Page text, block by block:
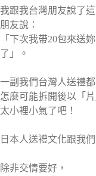
我跟我台灣朋友說了這
朋友說：
「下次我帶20包來送
了」。
一副我們台灣人送禮
怎麼可能拆開後以「
太小裡小氣了吧！
日本人送禮文化跟我
除非交情要好，